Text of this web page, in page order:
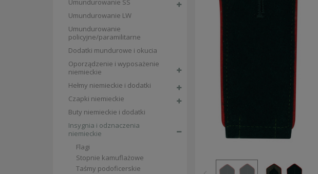
Umundurowanie SS
Umundurowanie LW
Umundurowanie
policyjne/paramilitarne
Dodatki mundurowe i okucia
Oporządzenie i wyposażenie
niemieckie
Hełmy niemieckie i dodatki
Czapki niemieckie
Buty niemieckie i dodatki
Insygnia i odznaczenia
niemieckie
Flagi
Stopnie kamuflażowe
Taśmy podoficerskie